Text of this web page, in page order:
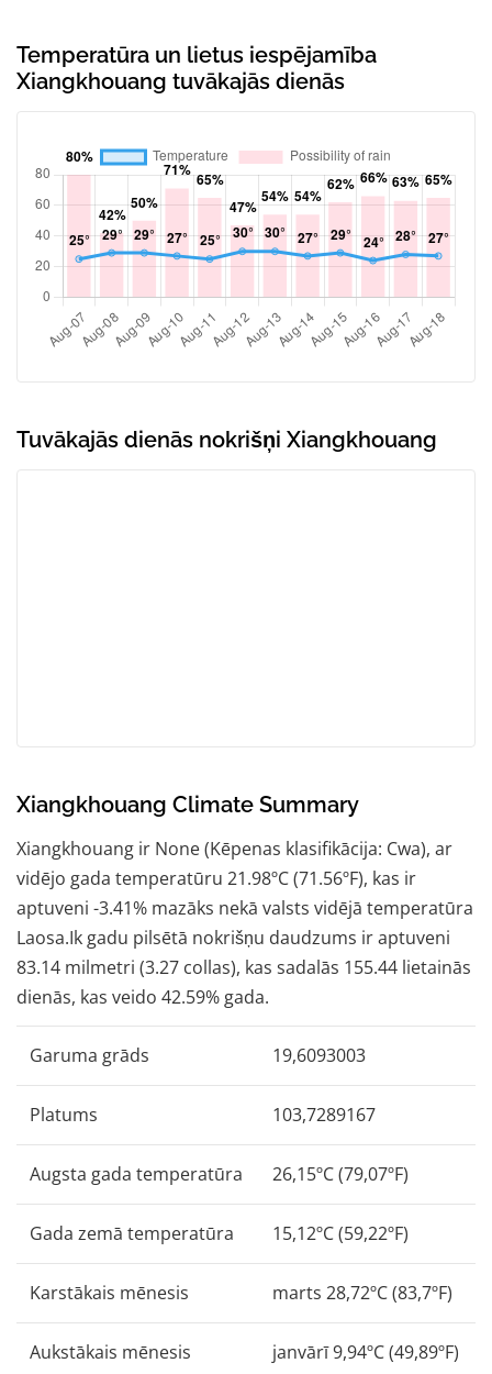
Temperatūra un lietus iespējamība
Xiangkhouang tuvākajās dienās
Tuvākajās dienās nokrišņi Xiangkhouang
Xiangkhouang Climate Summary
Xiangkhouang ir None (Kēpenas klasifikācija: Cwa), ar
vidējo gada temperatūru 21.98ºC (71.56ºF), kas ir
aptuveni -3.41% mazāks nekā valsts vidējā temperatūra
Laosa.Ik gadu pilsētā nokrišņu daudzums ir aptuveni
83.14 milmetri (3.27 collas), kas sadalās 155.44 lietainās
dienās, kas veido 42.59% gada.
Garuma grāds 19,6093003
Platums 103,7289167
Augsta gada temperatūra 26,15ºC (79,07ºF)
Gada zemā temperatūra 15,12ºC (59,22ºF)
Karstākais mēnesis marts 28,72ºC (83,7ºF)
Aukstākais mēnesis janvārī 9,94ºC (49,89ºF)